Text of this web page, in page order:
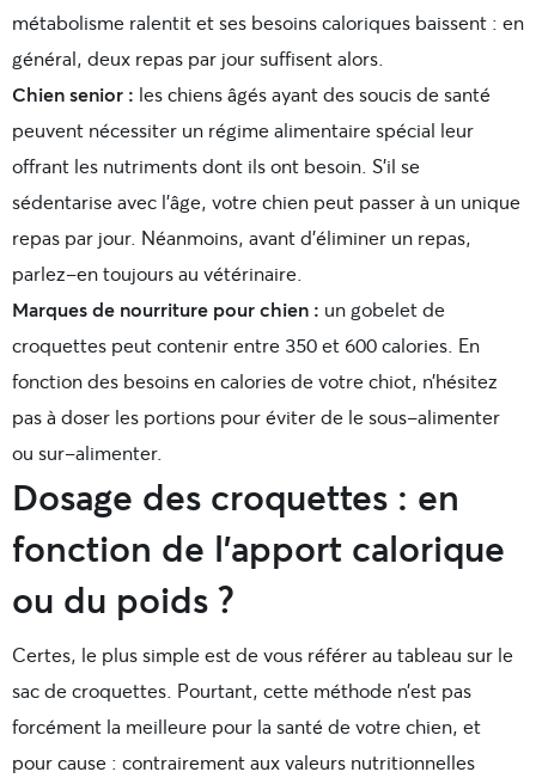
métabolisme ralentit et ses besoins caloriques baissent : en
général, deux repas par jour suffisent alors.
Chien senior : les chiens âgés ayant des soucis de santé
peuvent nécessiter un régime alimentaire spécial leur
offrant les nutriments dont ils ont besoin. S’il se
sédentarise avec l’âge, votre chien peut passer à un unique
repas par jour. Néanmoins, avant d’éliminer un repas,
parlez-en toujours au vétérinaire.
Marques de nourriture pour chien : un gobelet de
croquettes peut contenir entre 350 et 600 calories. En
fonction des besoins en calories de votre chiot, n’hésitez
pas à doser les portions pour éviter de le sous-alimenter
ou sur-alimenter.
Dosage des croquettes : en
fonction de l’apport calorique
ou du poids ?
Certes, le plus simple est de vous référer au tableau sur le
sac de croquettes. Pourtant, cette méthode n’est pas
forcément la meilleure pour la santé de votre chien, et
pour cause : contrairement aux valeurs nutritionnelles